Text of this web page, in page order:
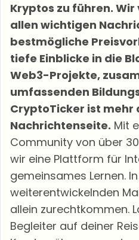
Kryptos zu führen.
allen wichtigen
bestmögliche
tiefe Einblicke in die
Web3-Projekte,
umfassenden
CryptoTicker ist mehr
Nachrichtenseite. Mit
Community von über
wir eine Plattform für
gemeinsames Lernen.
weiterentwickelnden
allein zurechtkommen.
Begleiter auf deiner